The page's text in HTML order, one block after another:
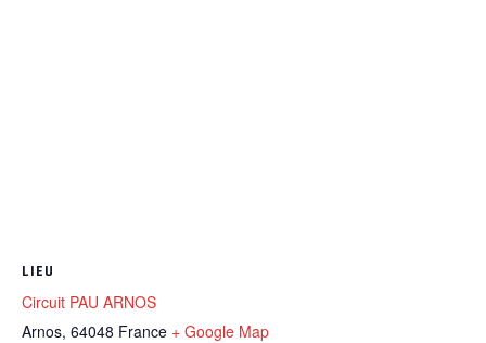
LIEU
Circuit PAU ARNOS
Arnos, 64048 France + Google Map